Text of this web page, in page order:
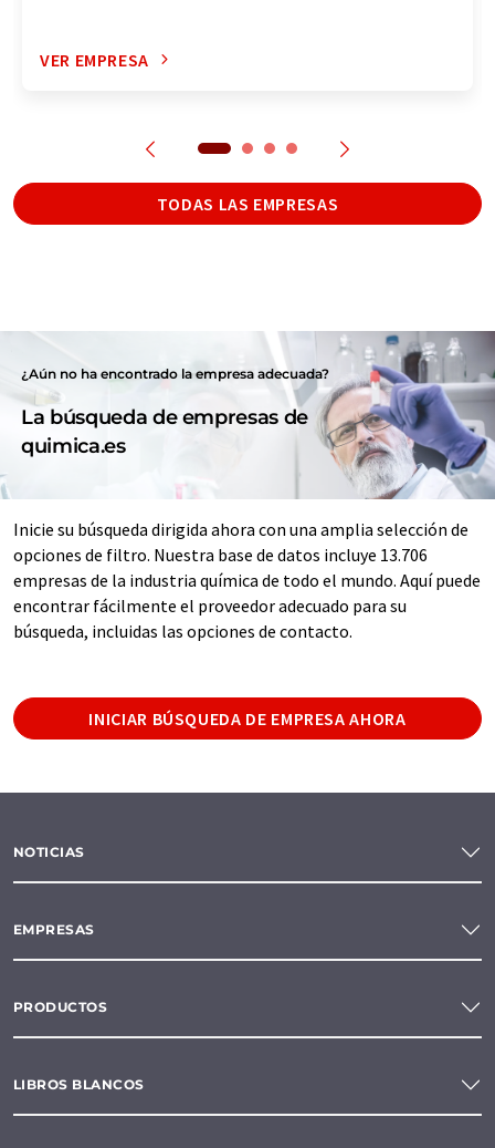
VER EMPRESA
TODAS LAS EMPRESAS
¿Aún no ha encontrado la empresa adecuada?
La búsqueda de empresas de
quimica.es
Inicie su búsqueda dirigida ahora con una amplia selección de
opciones de filtro. Nuestra base de datos incluye 13.706
empresas de la industria química de todo el mundo. Aquí puede
encontrar fácilmente el proveedor adecuado para su
búsqueda, incluidas las opciones de contacto.
INICIAR BÚSQUEDA DE EMPRESA AHORA
NOTICIAS
EMPRESAS
PRODUCTOS
LIBROS BLANCOS